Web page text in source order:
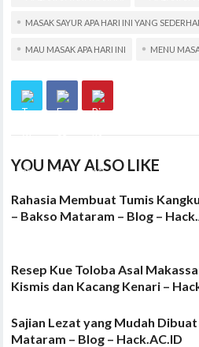
MASAK SAYUR APA HARI INI YANG
MAU MASAK APA HARI INI MENU
YOU MAY ALSO LIKE
Rahasia Membuat Tumis
– Bakso Mataram – Blog –
Resep Kue Toloba Asal
Kismis dan Kacang Kenari –
Sajian Lezat yang Mudah
Mataram – Blog – Hack.AC.ID